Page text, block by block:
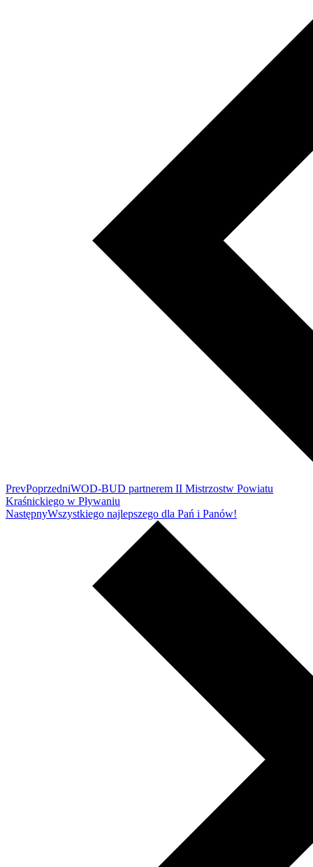
PrevPoprzedniWOD-BUD partnerem II Mistrzostw Powiatu
Kraśnickiego w Pływaniu
NastępnyWszystkiego najlepszego dla Pań i Panów!